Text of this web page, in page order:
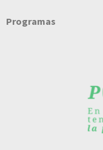
Programas